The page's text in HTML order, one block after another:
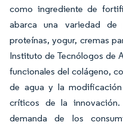
como ingrediente de
abarca una variedad de
proteínas, yogur, cremas
Instituto de Tecnólogos de
funcionales del colágeno,
de agua y la
críticos de la
demanda de los